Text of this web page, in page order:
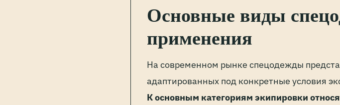
Основные виды
применения
На современном рынке спецодежды
адаптированных под конкретные условия
К основным категориям экипировки